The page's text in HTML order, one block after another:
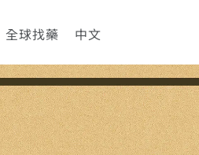
全球找藥 中文